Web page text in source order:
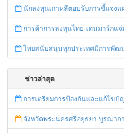
นักลงทุนเกาหลีตอบรับการชี้แจงแผนลงทุ
การค้าการลงทุนไทย-เดนมาร์กแจ่มใส โลจิสติกส์ไ
ไทยสนับสนุนทุกประเทศมีการพัฒนาอย่างมั่นคง มั่งคั่ง ยั่งยืน ในการป
ข่าวล่าสุด
การเตรียมการป้องกันและแก้ไขปัญห
จังหวัดพระนครศรีอยุธยา บูรณาการหน่วยงานที่เกี่ยวข้อง ลงพื้นที่จัดระเบียบและดำเนินมาตรการตามบทลงโทษสูงสุดกับผู้ประกอบการร้านค้าที่ยังฝ่าฝืนตั้งร้านค้ารุกล้ำ